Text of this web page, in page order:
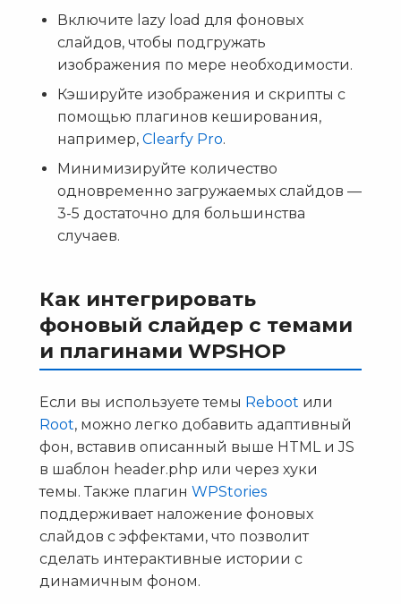
Включите lazy load для фоновых
слайдов, чтобы подгружать
изображения по мере необходимости.
Кэшируйте изображения и скрипты с
помощью плагинов кеширования,
например, Clearfy Pro.
Минимизируйте количество
одновременно загружаемых слайдов —
3-5 достаточно для большинства
случаев.
Как интегрировать
фоновый слайдер с темами
и плагинами WPSHOP
Если вы используете темы Reboot или
Root, можно легко добавить адаптивный
фон, вставив описанный выше HTML и JS
в шаблон header.php или через хуки
темы. Также плагин WPStories
поддерживает наложение фоновых
слайдов с эффектами, что позволит
сделать интерактивные истории с
динамичным фоном.